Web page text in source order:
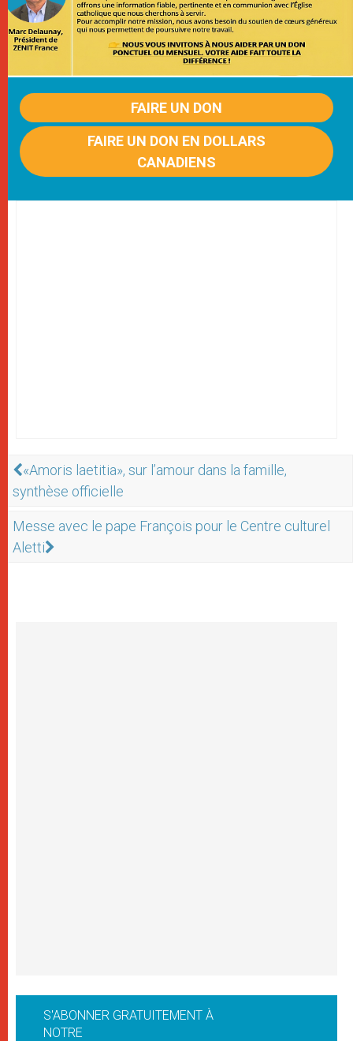
FAIRE UN DON
FAIRE UN DON EN DOLLARS
CANADIENS
«Amoris laetitia», sur l’amour dans la famille,
synthèse officielle
Messe avec le pape François pour le Centre culturel
Aletti
S'ABONNER GRATUITEMENT À
NOTRE